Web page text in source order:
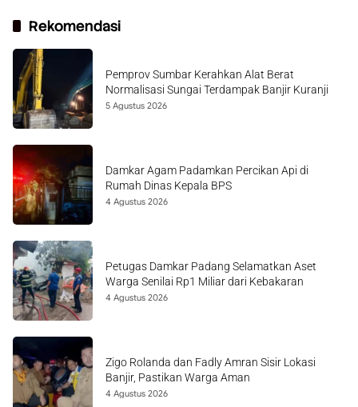
Rekomendasi
Pemprov Sumbar Kerahkan Alat Berat
Normalisasi Sungai Terdampak Banjir Kuranji
5 Agustus 2026
Damkar Agam Padamkan Percikan Api di
Rumah Dinas Kepala BPS
4 Agustus 2026
Petugas Damkar Padang Selamatkan Aset
Warga Senilai Rp1 Miliar dari Kebakaran
4 Agustus 2026
Zigo Rolanda dan Fadly Amran Sisir Lokasi
Banjir, Pastikan Warga Aman
4 Agustus 2026